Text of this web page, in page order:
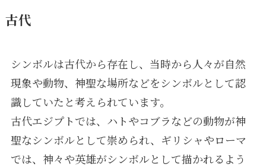
古代
シンボルは古代から存在し、当時から人々が自然
現象や動物、神聖な場所などをシンボルとして認
識していたと考えられています。
古代エジプトでは、ハトやコブラなどの動物が神
聖なシンボルとして崇められ、ギリシャやローマ
では、神々や英雄がシンボルとして描かれるよう